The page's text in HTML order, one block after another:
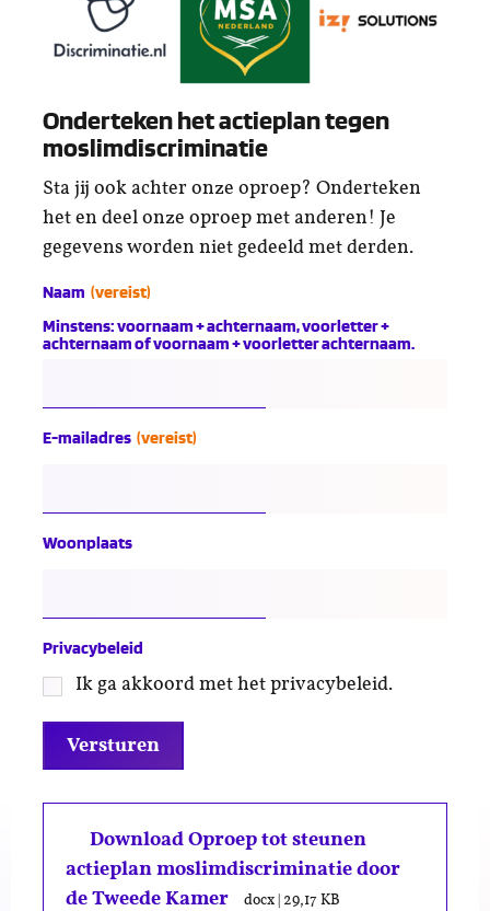
Onderteken het actieplan tegen
moslimdiscriminatie
Sta jij ook achter onze oproep? Onderteken
het en deel onze oproep met anderen! Je
gegevens worden niet gedeeld met derden.
Naam (vereist)
Minstens: voornaam + achternaam, voorletter +
achternaam of voornaam + voorletter achternaam.
E-mailadres (vereist)
Woonplaats
Privacybeleid
Ik ga akkoord met het privacybeleid.
Download Oproep tot steunen
actieplan moslimdiscriminatie door
de Tweede Kamer
docx 29,17 KB